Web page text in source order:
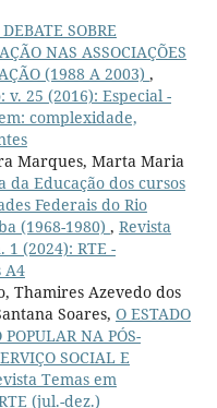
SOBRE
NAS ASSOCIAÇÕES
(1988 A 2003) ,
v. 25 (2016): Especial -
complexidade,
Marques, Marta Maria
da Educação dos cursos
Federais do Rio
(1968-1980) , Revista
1 (2024): RTE -
A4
Thamires Azevedo dos
Soares, O ESTADO
NA PÓS-
SOCIAL E
Temas em
(jul.-dez.)